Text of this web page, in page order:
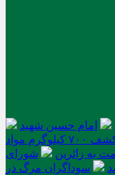
امام حسین شهید
هلاکت چهار شرور مسلح وکشف ۷۰۰ کیلوگرم مواد
به زائرین
شورای
سوداگران مرگ در